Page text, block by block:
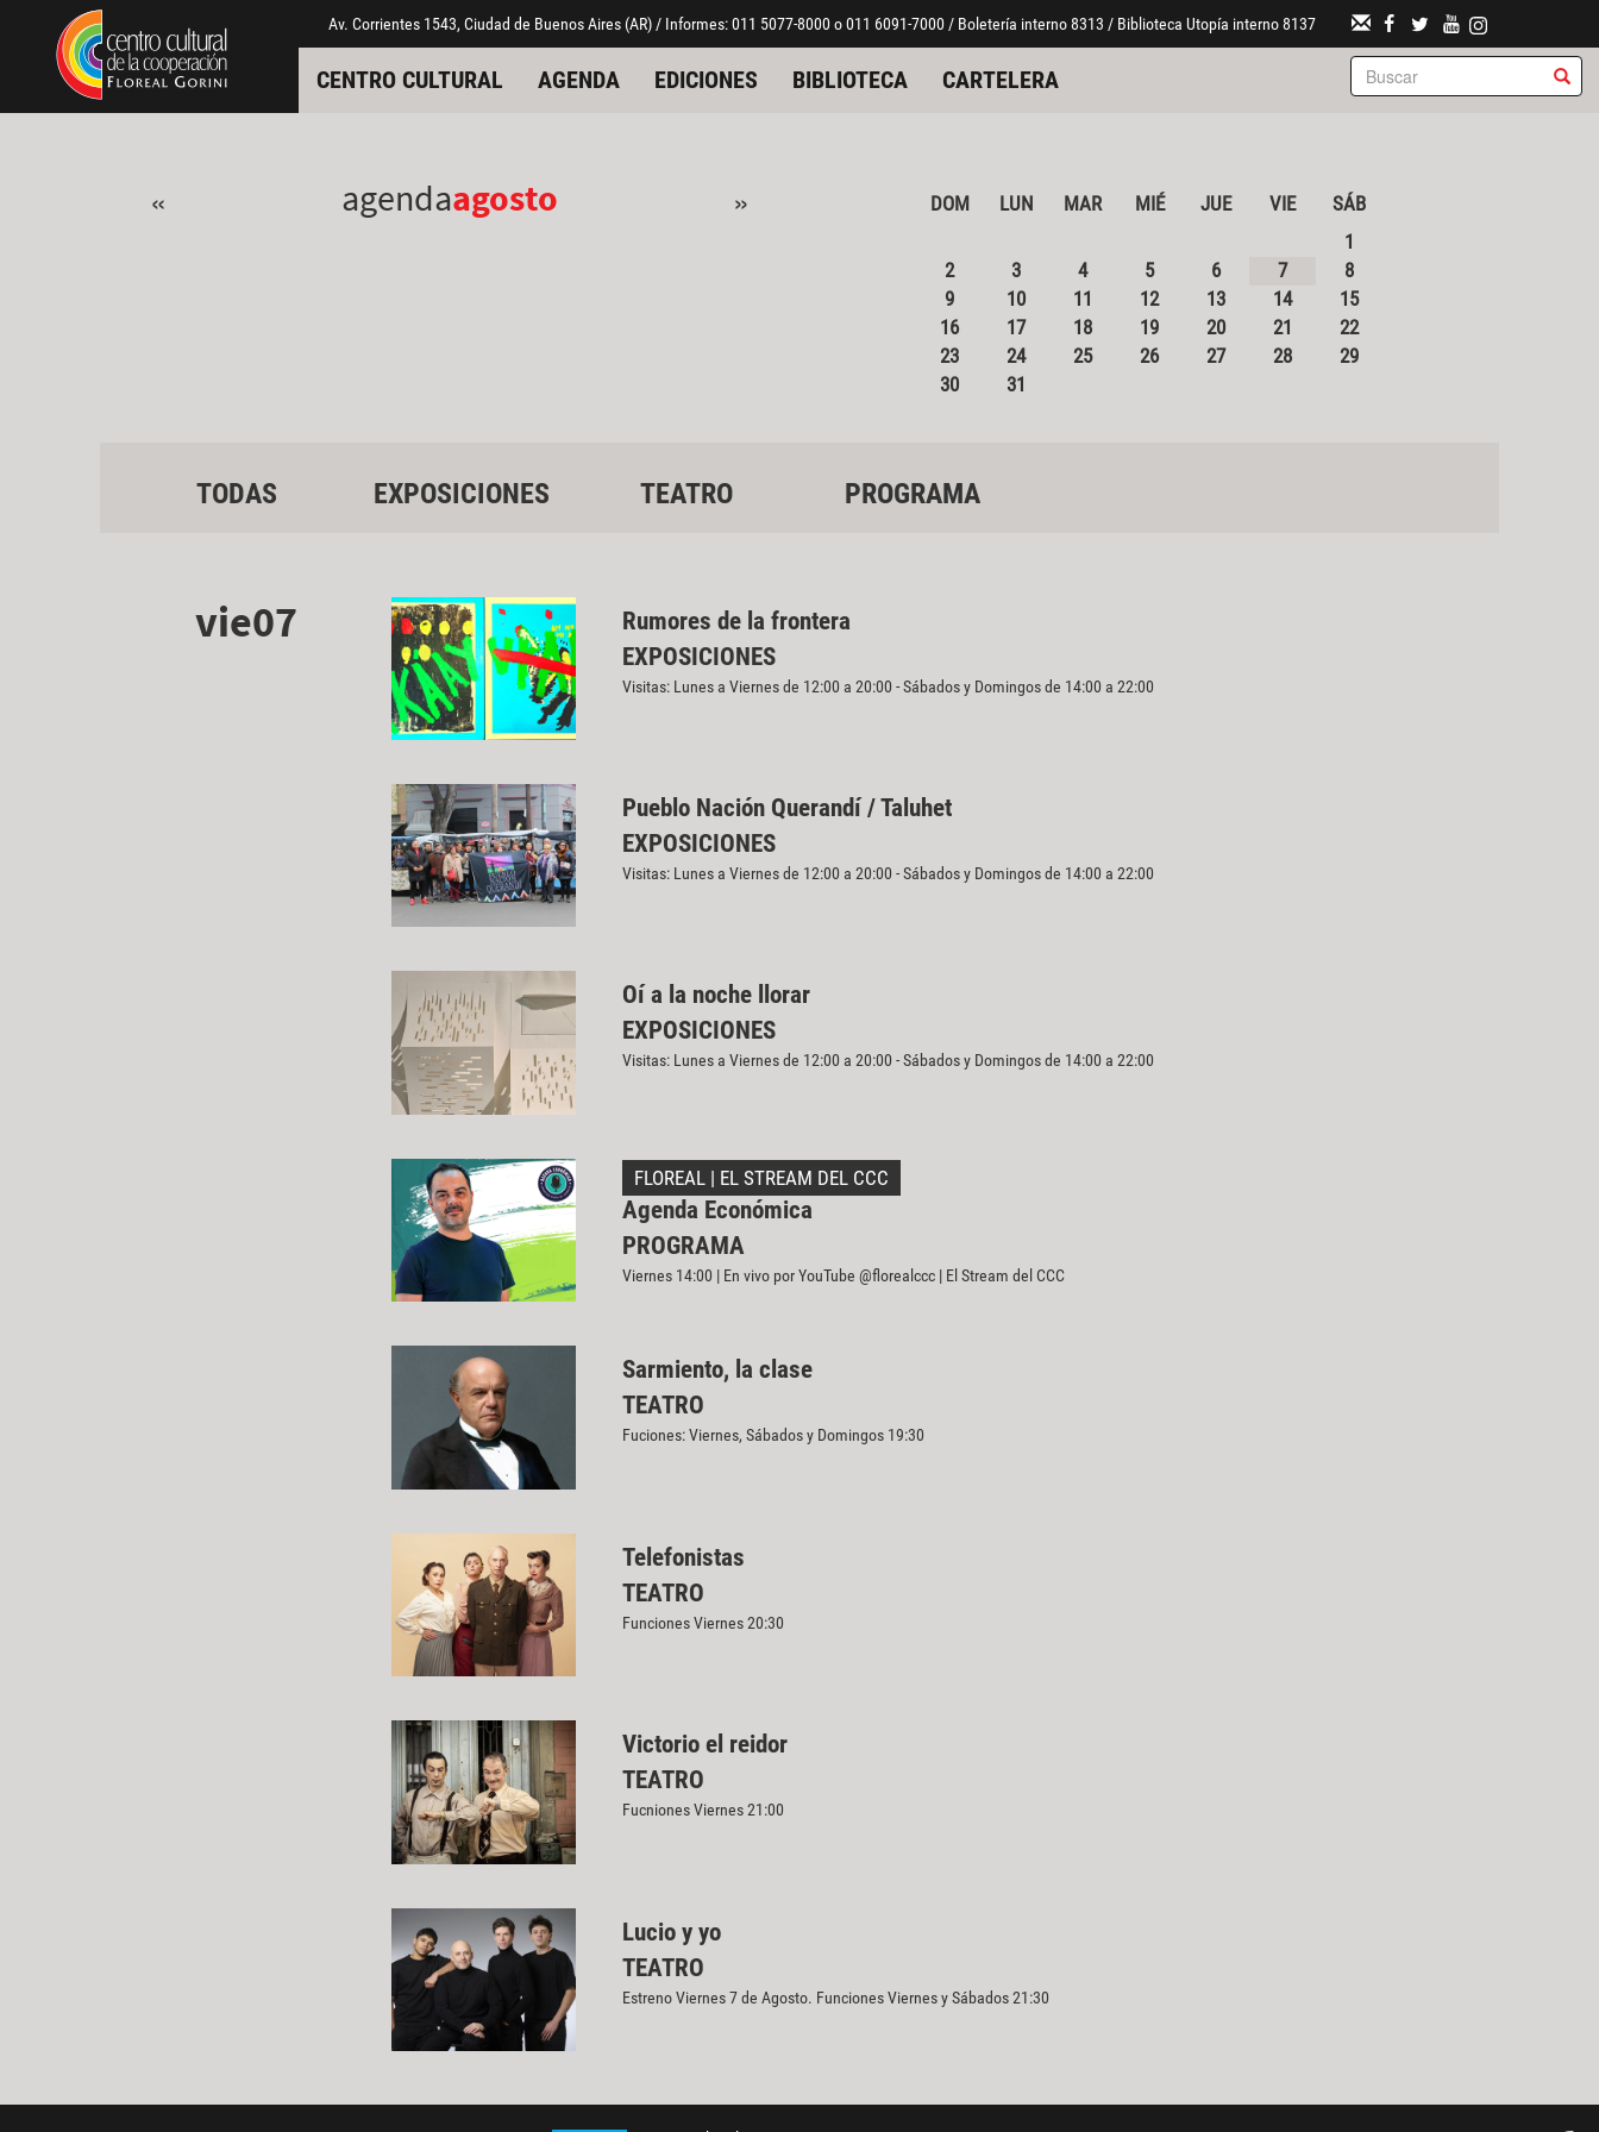
Pasar al contenido principal
Jump to main content Av. Corrientes 1543, Ciudad de Buenos Aires (AR) / Informes: 011 5077-8000 o 011 6091-7000 / Boletería interno 8313 / Biblioteca Utopía interno 8137
CENTRO CULTURAL AGENDA EDICIONES BIBLIOTECA CARTELERA
« agendaagosto » DOM LUN MAR MIÉ JUE VIE
SÁB
1
2
3 4 5 6 7
8
9
10 11 12 13 14
15
16
17 18 19 20 21
22
23
24 25 26 27 28
29
30
31
TODAS EXPOSICIONES TEATRO PROGRAMA
vie07
Rumores de la frontera
EXPOSICIONES
Visitas: Lunes a Viernes de 12:00 a 20:00 - Sábados y Domingos de 14:00 a 22:00
Pueblo Nación Querandí / Taluhet
EXPOSICIONES
Visitas: Lunes a Viernes de 12:00 a 20:00 - Sábados y Domingos de 14:00 a 22:00
Oí a la noche llorar
EXPOSICIONES
Visitas: Lunes a Viernes de 12:00 a 20:00 - Sábados y Domingos de 14:00 a 22:00
FLOREAL | EL STREAM DEL CCC
Agenda Económica
PROGRAMA
Viernes 14:00 | En vivo por YouTube @florealccc | El Stream del CCC
Sarmiento, la clase
TEATRO
Fuciones: Viernes, Sábados y Domingos 19:30
Telefonistas
TEATRO
Funciones Viernes 20:30
Victorio el reidor
TEATRO
Fucniones Viernes 21:00
Lucio y yo
TEATRO
Estreno Viernes 7 de Agosto. Funciones Viernes y Sábados 21:30